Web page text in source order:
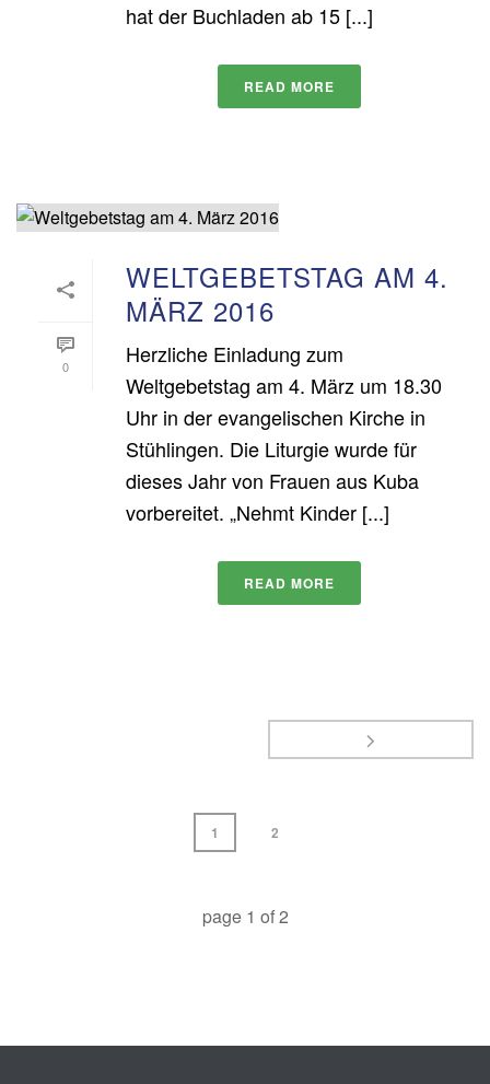
hat der Buchladen ab 15 [...]
READ MORE
0
WELTGEBETSTAG AM 4.
MÄRZ 2016
Herzliche Einladung zum
Weltgebetstag am 4. März um 18.30
Uhr in der evangelischen Kirche in
Stühlingen. Die Liturgie wurde für
dieses Jahr von Frauen aus Kuba
vorbereitet. „Nehmt Kinder [...]
READ MORE
1 2
page 1 of2